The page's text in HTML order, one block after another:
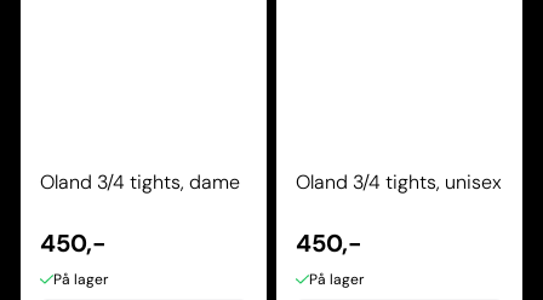
Oland 3/4 tights, dame
450,-
På lager
Oland 3/4 tights, unisex
450,-
På lager